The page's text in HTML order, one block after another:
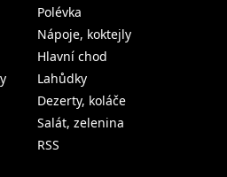
Polévka
Nápoje, koktejly
Hlavní chod
Lahůdky
Dezerty, koláče
Salát, zelenina
RSS